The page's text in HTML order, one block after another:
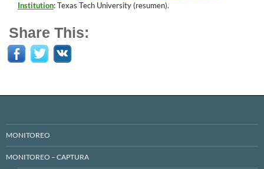
Institution: Texas Tech University (resumen).
Share This:
MONITOREO
MONITOREO – CAPTURA